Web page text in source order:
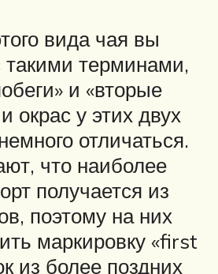
вида чая вы
такими терминами,
и «вторые
окрас у этих двух
отличаться.
что наиболее
получается из
поэтому на них
маркировку «first
из более поздних